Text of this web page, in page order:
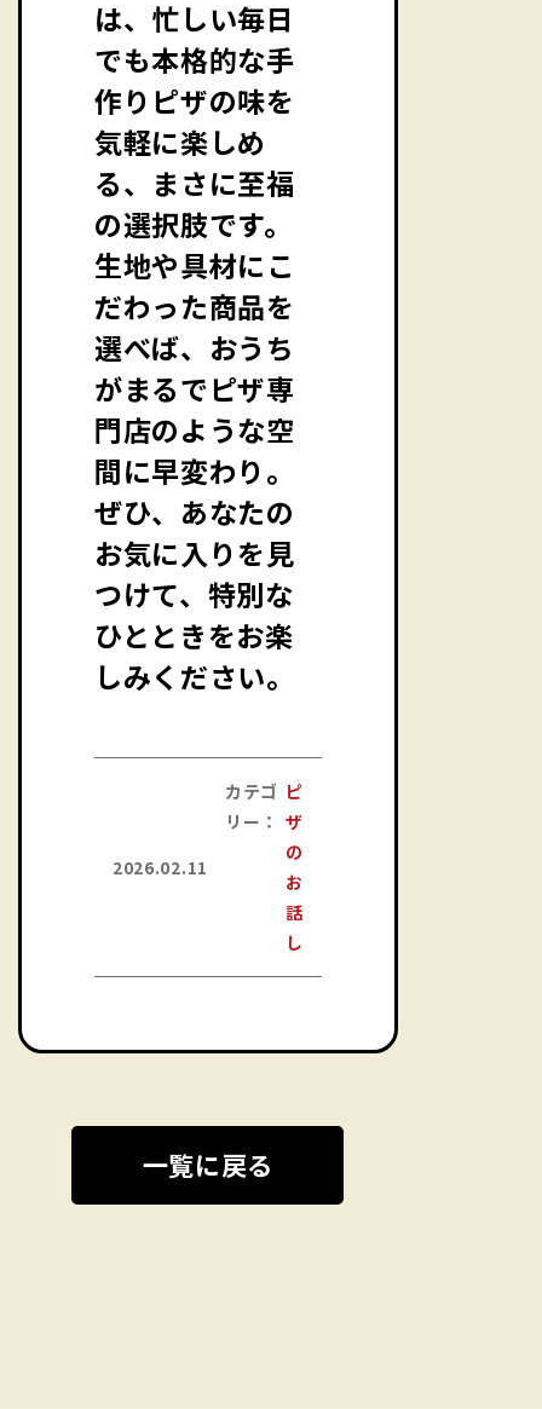
は、忙しい毎日
でも本格的な手
作りピザの味を
気軽に楽しめ
る、まさに至福
の選択肢です。
生地や具材にこ
だわった商品を
選べば、おうち
がまるでピザ専
門店のような空
間に早変わり。
ぜひ、あなたの
お気に入りを見
つけて、特別な
ひとときをお楽
しみください。
2026.02.11
カテゴ
リー：
ピ
ザ
の
お
話
し
一覧に戻る